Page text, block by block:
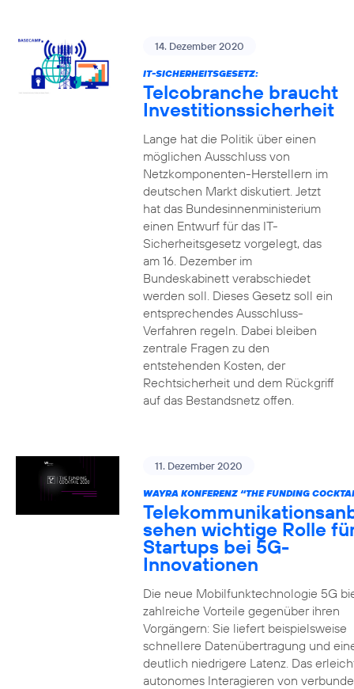
14. Dezember 2020
IT-SICHERHEITSGESETZ:
Telcobranche braucht
Investitionssicherheit
Lange hat die Politik über einen
möglichen Ausschluss von
Netzkomponenten-Herstellern im
deutschen Markt diskutiert. Jetzt
hat das Bundesinnenministerium
einen Entwurf für das IT-
Sicherheitsgesetz vorgelegt, das
am 16. Dezember im
Bundeskabinett verabschiedet
werden soll. Dieses Gesetz soll ein
entsprechendes Ausschluss-
Verfahren regeln. Dabei bleiben
zentrale Fragen zu den
entstehenden Kosten, der
Rechtsicherheit und dem Rückgriff
auf das Bestandsnetz offen.
11. Dezember 2020
WAYRA KONFERENZ “THE FUNDING
sehen wichtige Rolle
Startups bei 5G-
Innovationen
Die neue Mobilfunktechnologie 5G
zahlreiche Vorteile gegenüber ihren
Vorgängern: Sie liefert beispielsweise
schnellere Datenübertragung und
deutlich niedrigere Latenz. Das
autonomes Interagieren von